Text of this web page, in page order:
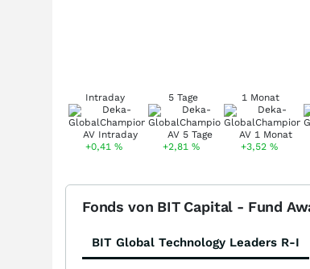
Intraday
+0,41 %
5 Tage
+2,81%
1 Monat
+3,52 %
Fonds von BIT Capital - Fund
BIT Global Technology Leaders R-I